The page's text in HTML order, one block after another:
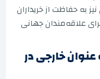
به حفاظت از خریداران
علاقه‌مندان جهانی
خارجی در